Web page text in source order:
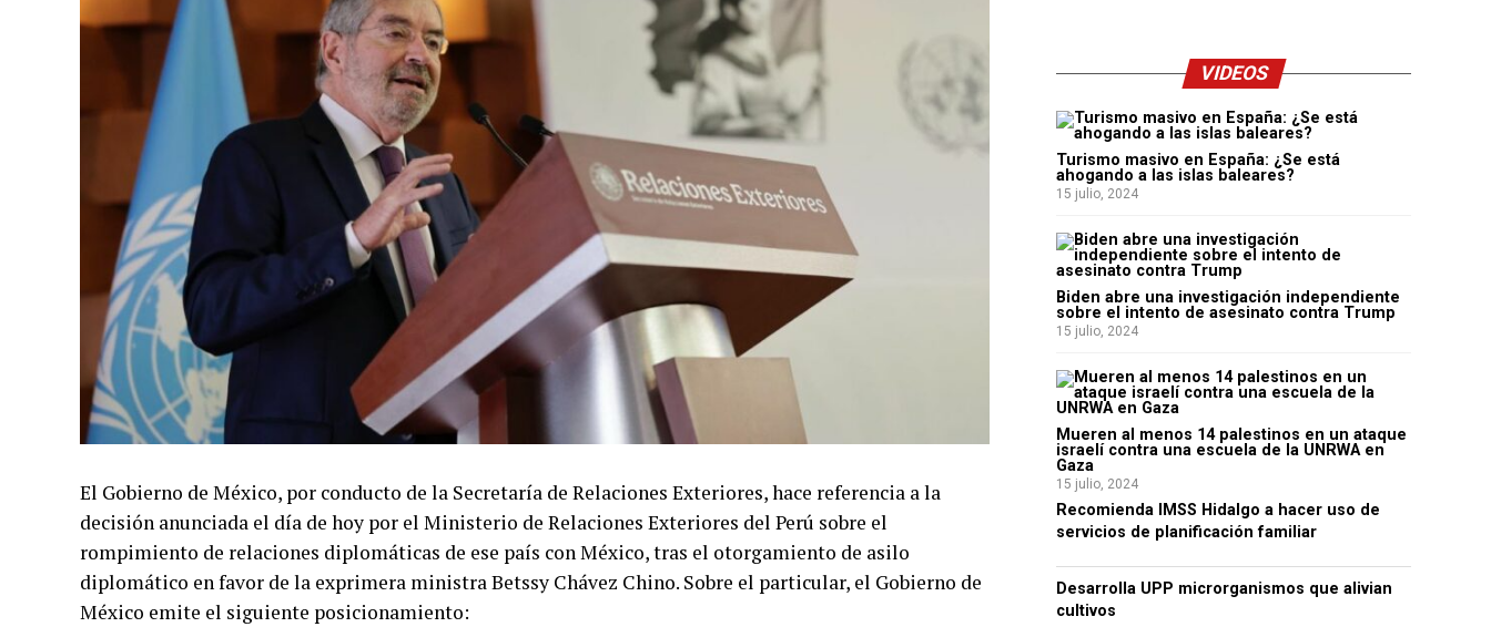
El Gobierno de México, por conducto de la Secretaría de Relaciones Exteriores, hace referencia a la
decisión anunciada el día de hoy por el Ministerio de Relaciones Exteriores del Perú sobre el
rompimiento de relaciones diplomáticas de ese país con México, tras el otorgamiento de asilo
diplomático en favor de la exprimera ministra Betssy Chávez Chino. Sobre el particular, el Gobierno de
México emite el siguiente posicionamiento:
VIDEOS
Turismo masivo en España: ¿Se está
ahogando a las islas baleares?
15 julio, 2024
Biden abre una investigación independiente
sobre el intento de asesinato contra Trump
15 julio, 2024
Mueren al menos 14 palestinos en un ataque
israelí contra una escuela de la UNRWA en
Gaza
15 julio, 2024
Recomienda IMSS Hidalgo a hacer uso de
servicios de planificación familiar
Desarrolla UPP microrganismos que alivian
cultivos